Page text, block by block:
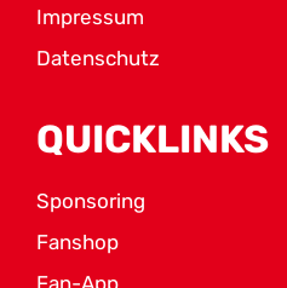
Impressum
Datenschutz
QUICKLINKS
Sponsoring
Fanshop